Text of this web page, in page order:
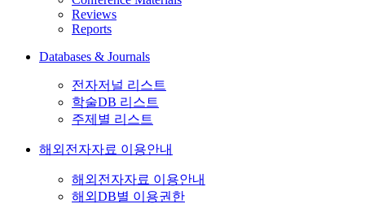
Reviews
Reports
Databases & Journals
전자저널 리스트
학술DB 리스트
주제별 리스트
해외전자자료 이용안내
해외전자자료 이용안내
해외DB별 이용권한